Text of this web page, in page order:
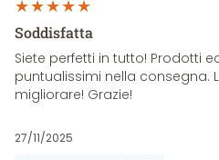
Soddisfatta
Siete perfetti in tutto! Prodotti
puntualissimi nella consegna.
migliorare! Grazie!
27/11/2025